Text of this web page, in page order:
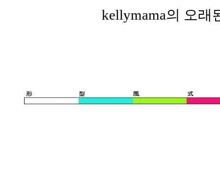
kellymama의 오래